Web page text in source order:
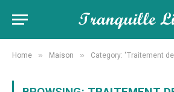
Home » Maison » Category: "Traitement de